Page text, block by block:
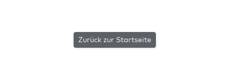
Zurück zur Startseite